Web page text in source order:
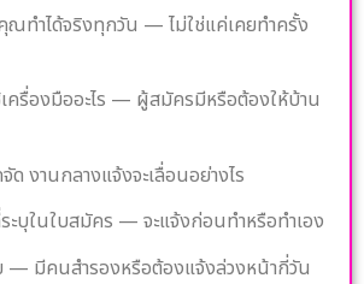
ณทำได้จริงทุกวัน — ไม่ใช่แค่เคยทำครั้ง
ครื่องมืออะไร — ผู้สมัครมีหรือต้องให้บ้าน
งานกลางแจ้งจะเลื่อนอย่างไร
ะบุในใบสมัคร — จะแจ้งก่อนทำหรือทำเอง
— มีคนสำรองหรือต้องแจ้งล่วงหน้ากี่วัน